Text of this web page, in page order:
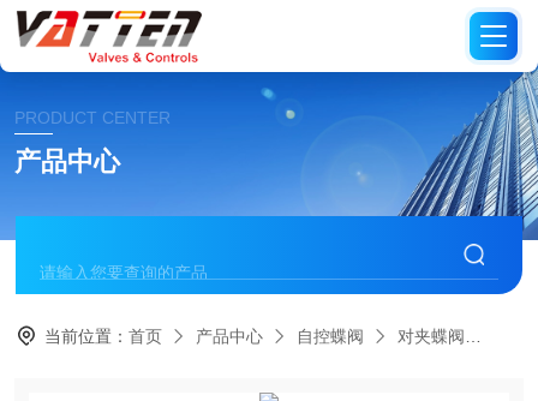
PRODUCT CENTER
产品中心
当前位置：首页 产品中心 自控蝶阀 对夹蝶阀